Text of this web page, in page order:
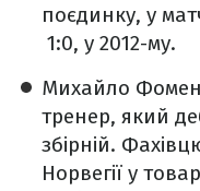
поєдинку, у
1:0, у 2012-му.
Михайло
тренер, який
збірній.
Норвегії у